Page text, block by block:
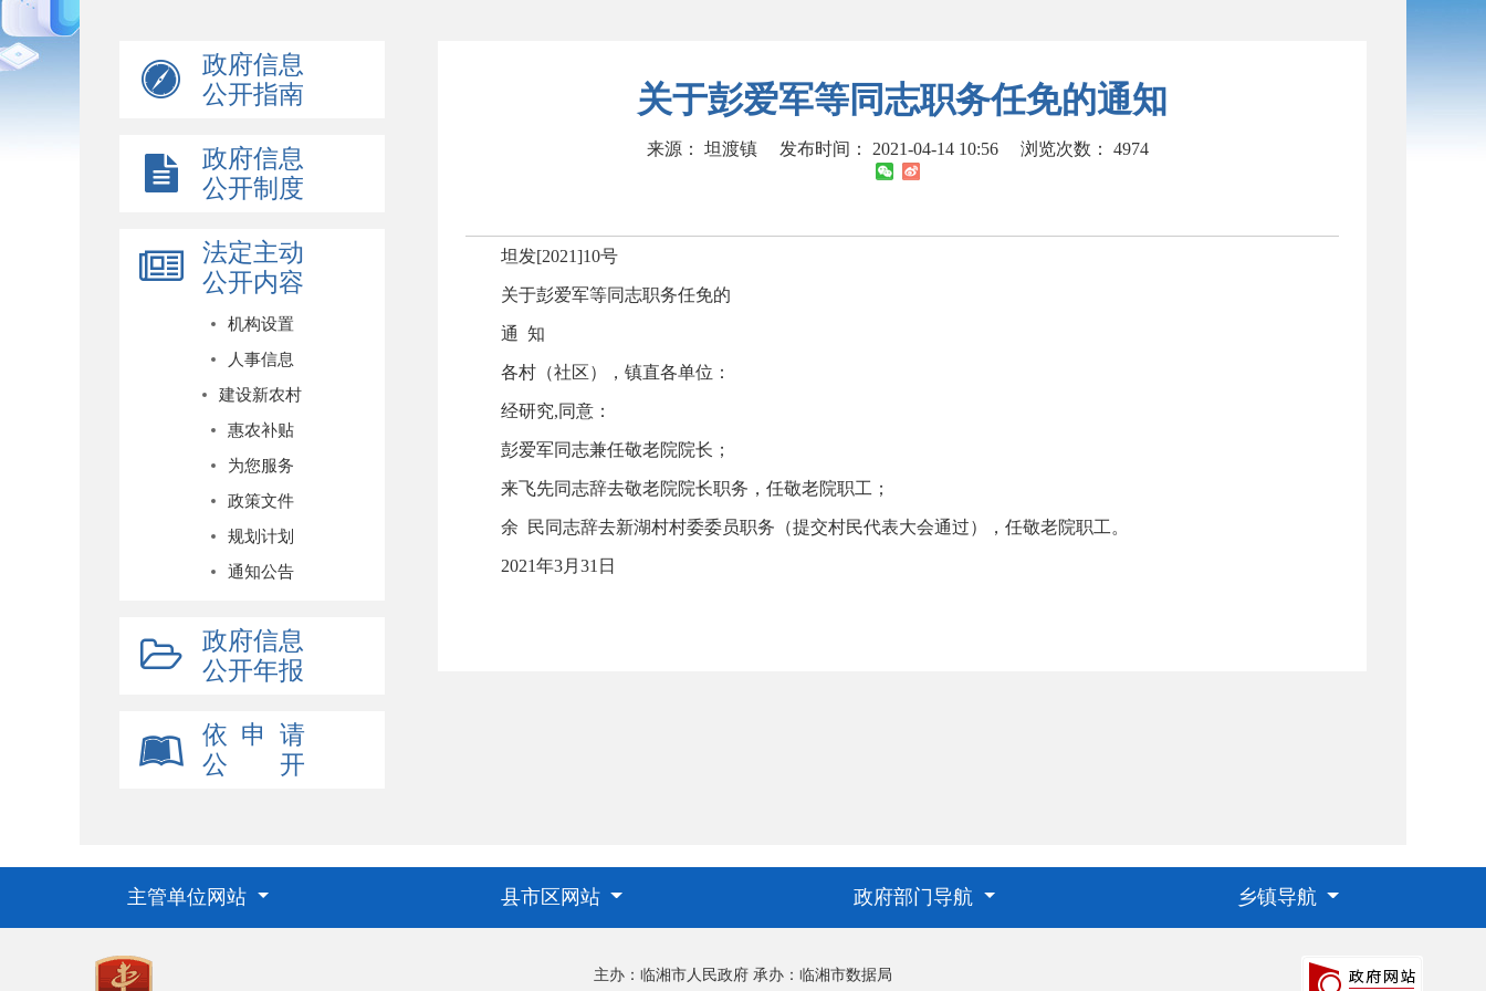
政府信息
公开指南
政府信息
公开制度
法定主动
公开内容
机构设置
人事信息
建设新农村
惠农补贴
为您服务
政策文件
规划计划
通知公告
政府信息
公开年报
依 申 请
公 开
关于彭爱军等同志职务任免的通知
来源： 坦渡镇 发布时间： 2021-04-14 10:56 浏览次数： 4974
坦发[2021]10号
关于彭爱军等同志职务任免的
通 知
各村（社区），镇直各单位：
经研究,同意：
彭爱军同志兼任敬老院院长；
来飞先同志辞去敬老院院长职务，任敬老院职工；
余 民同志辞去新湖村村委委员职务（提交村民代表大会通过），任敬老院职工。
2021年3月31日
主管单位网站 县市区网站 政府部门导航 乡镇导航
主办：临湘市人民政府 承办：临湘市数据局